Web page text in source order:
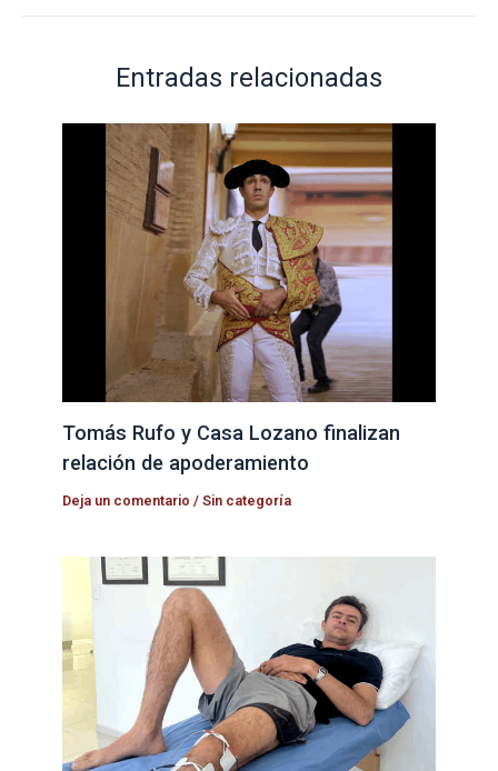
Entradas relacionadas
Tomás Rufo y Casa Lozano finalizan
relación de apoderamiento
Deja un comentario /Sin categoría